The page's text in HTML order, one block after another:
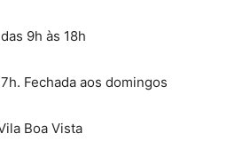
9h às 18h
Fechada aos domingos
Boa Vista